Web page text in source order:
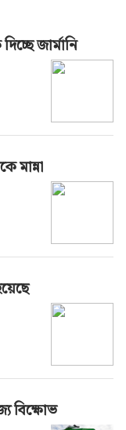
জার্মানি
বিক্ষোভ